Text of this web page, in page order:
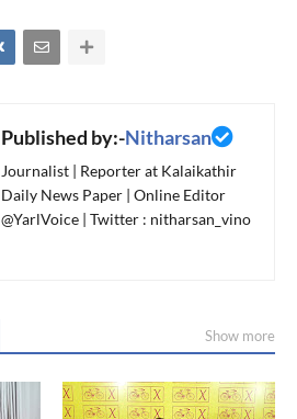
Published by:-Nitharsan
Journalist | Reporter at Kalaikathir
Daily News Paper | Online Editor
@YarlVoice | Twitter : nitharsan_vino
Show more